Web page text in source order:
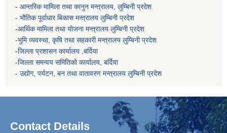
- आन्तरिक मामिला तथा कानुन मन्त्रालय, लुम्बिनी प्रदेश
- भौतिक पूर्वाधार बिकास मन्त्रालय लुम्बिनी प्रदेश
-आर्थिक मामिला तथा योजना मन्त्रालय लुम्बिनी प्रदेश
-भुमि व्यवस्था, कृषि तथा सहकारी मन्त्रालय लुम्बिनी प्रदेश
-जिल्ला प्रशासन कार्यालय ,बर्दिया
-जिल्ला समन्वय समितिको कार्यालय, बर्दिया
- उद्योग, पर्यटन, बन तथा वातावरण मन्त्रालय लुम्बिनी प्रदेश
Contact Details